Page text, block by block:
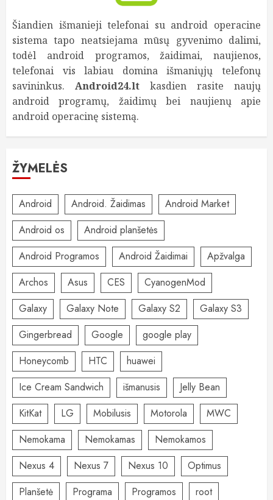
Šiandien išmanieji telefonai su android operacine
sistema tapo neatsiejama mūsų gyvenimo dalimi,
todėl android programos, žaidimai, naujienos,
telefonai vis labiau domina išmaniųjų telefonų
savininkus. Android24.lt kasdien rasite naujų
android programų, žaidimų bei naujienų apie
android operacinę sistemą.
ŽYMELĖS
Android Android. Žaidimas
Android Market
Android os
Android planšetės
Android Programos
Android Žaidimai
Apžvalga
Archos
Asus CES
CyanogenMod
Galaxy
Galaxy Note Galaxy S2
Galaxy S3
Gingerbread
Google
google play
Honeycomb
HTC
huawei
Ice Cream Sandwich
išmanusis
Jelly Bean
KitKat
LG Mobilusis Motorola
MWC
Nemokama
Nemokamas
Nemokamos
Nexus 4
Nexus 7 Nexus 10
Optimus
Planšetė
Programa Programos
root